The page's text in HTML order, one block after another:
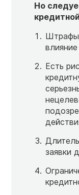
Но
Штрафы
влияние
Есть
заявки